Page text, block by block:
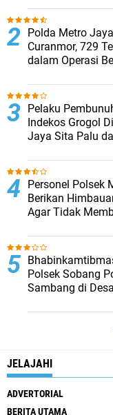
Polda Metro
Curanmor, 729
dalam Operasi
Pelaku
Indekos Grogol
Jaya Sita Palu
Personel Polsek
Berikan
Agar Tidak
Polsek Sobang
Sambang di
JELAJAHI
ADVERTORIAL
BERITA UTAMA